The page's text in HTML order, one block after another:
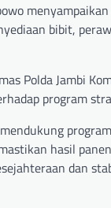
bibit,
Polda Jambi
program
hasil
dan